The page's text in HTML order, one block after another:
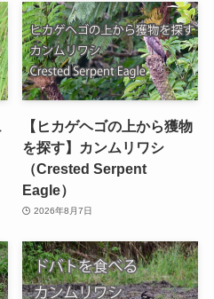
【ヒカゲヘゴの上から獲物
を探す】カンムリワシ
（Crested Serpent
Eagle）
2026年8月7日